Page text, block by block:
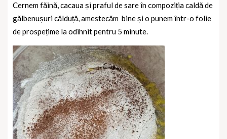
Cernem făină, cacaua și praful de sare în compoziția caldă de
gălbenușuri călduță, amestecăm bine și o punem într-o folie
de prospețime la odihnit pentru 5 minute.